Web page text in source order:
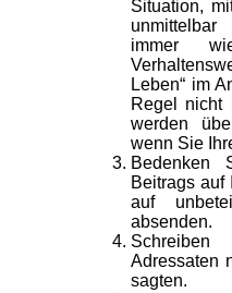
Situation,
immer
Leben“ im
Regel nicht
werden
wenn Sie
Bedenken
Beitrags auf
auf
absenden.
Adressaten
sagten.